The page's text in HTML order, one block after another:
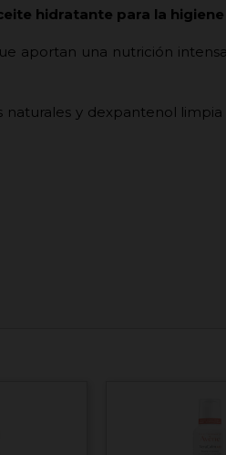
hidratante para la
aportan una nutrición
y dexpantenol